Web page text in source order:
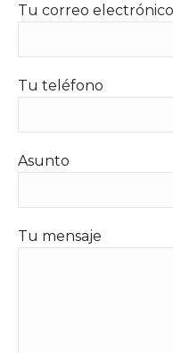
Tu correo electrónico
Tu teléfono
Asunto
Tu mensaje